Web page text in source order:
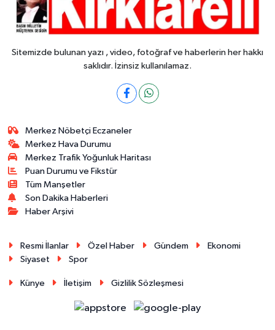
Sitemizde bulunan yazı , video, fotoğraf ve haberlerin her hakkı
saklıdır. İzinsiz kullanılamaz.
Merkez Nöbetçi Eczaneler
Merkez Hava Durumu
Merkez Trafik Yoğunluk Haritası
Puan Durumu ve Fikstür
Tüm Manşetler
Son Dakika Haberleri
Haber Arşivi
Resmi İlanlar Özel Haber Gündem
Ekonomi
Siyaset
Spor
Künye İletişim Gizlilik Sözleşmesi